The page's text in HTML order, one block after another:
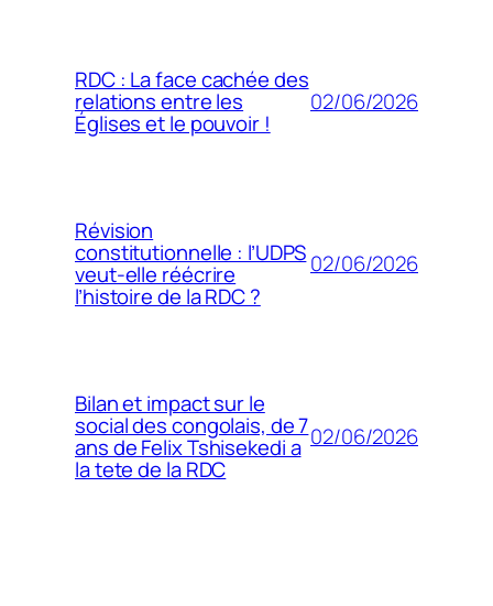
RDC : La face cachée des
relations entre les
Églises et le pouvoir !
02/06/2026
Révision
constitutionnelle : l’UDPS
veut-elle réécrire
l’histoire de la RDC ?
02/06/2026
Bilan et impact sur le
social des congolais, de 7
ans de Felix Tshisekedi a
la tete de la RDC
02/06/2026